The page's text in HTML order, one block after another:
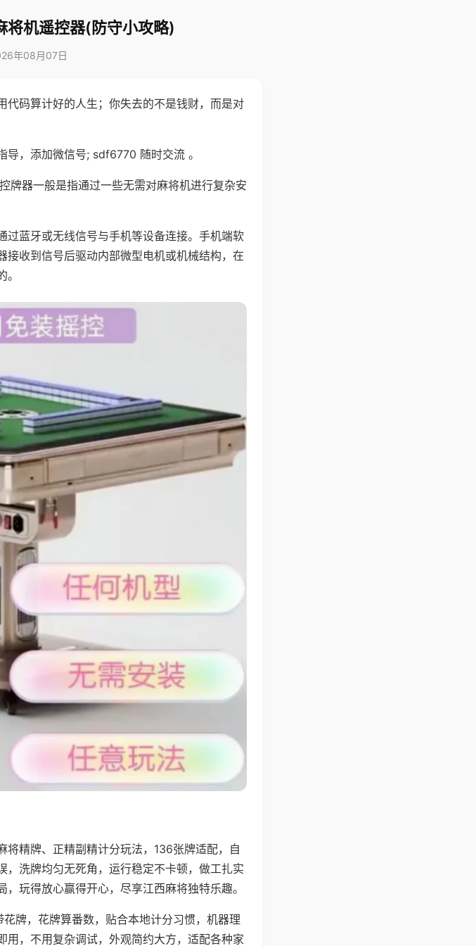
将机遥控器(防守小攻略)
年08月07日
代码算计好的人生；你失去的不是钱财，而是对
，添加微信号; sdf6770 随时交流 。
牌器一般是指通过一些无需对麻将机进行复杂安
过蓝牙或无线信号与手机等设备连接。手机端软
收到信号后驱动内部微型电机或机械结构，在
将精牌、正精副精计分玩法，136张牌适配，自
洗牌均匀无死角，运行稳定不卡顿，做工扎实
玩得放心赢得开心，尽享江西麻将独特乐趣。
牌，花牌算番数，贴合本地计分习惯，机器理
，不用复杂调试，外观简约大方，适配各种家